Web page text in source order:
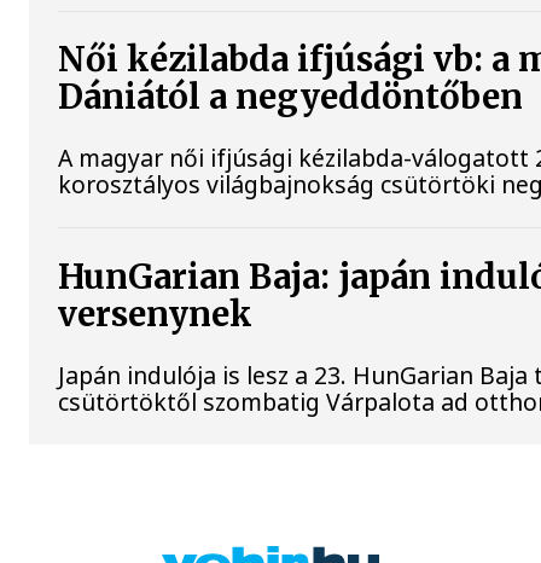
Női kézilabda ifjúsági vb: a
Dániától a negyeddöntőben
A magyar női ifjúsági kézilabda-
korosztályos világbajnokság csütörtöki
HunGarian Baja: japán
versenynek
Japán indulója is lesz a 23. HunGarian
csütörtöktől szombatig Várpalota ad